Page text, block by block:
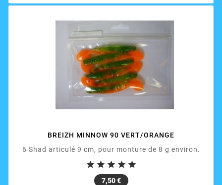
BREIZH MINNOW 90 VERT/ORANGE
6 Shad articulé 9 cm, pour monture de 8 g environ.
    
7,50 € Prix